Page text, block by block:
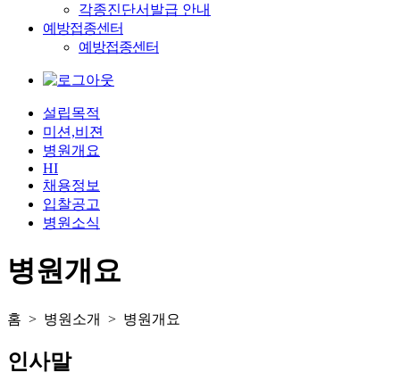
각종진단서발급 안내
예방접종센터
예방접종센터
설립목적
미션,비젼
병원개요
HI
채용정보
입찰공고
병원소식
병원개요
홈 > 병원소개 > 병원개요
인사말